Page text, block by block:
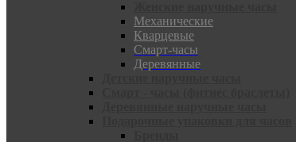
Механические
Кварцевые
Смарт-часы
Деревянные